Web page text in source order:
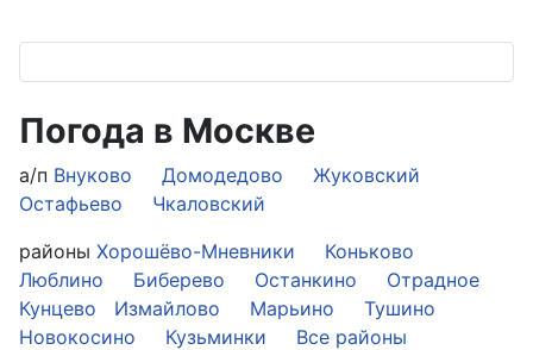
Погода в Москве
а/п Внуково Домодедово
Жуковский
Остафьево
Чкаловский
районы Хорошёво-Мневники
Коньково
Люблино
Биберево Останкино
Отрадное
Кунцево
Измайлово Марьино
Тушино
Новокосино
Кузьминки Все районы